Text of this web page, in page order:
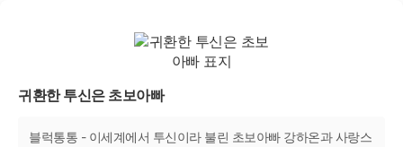
귀환한 투신은 초보아빠
블럭통통 - 이세계에서 투신이라 불린 초보아빠 강하온과 사랑스